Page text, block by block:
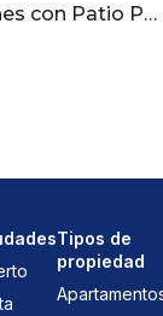
| Monte Adentro, Santiago
Tipos de
propiedad